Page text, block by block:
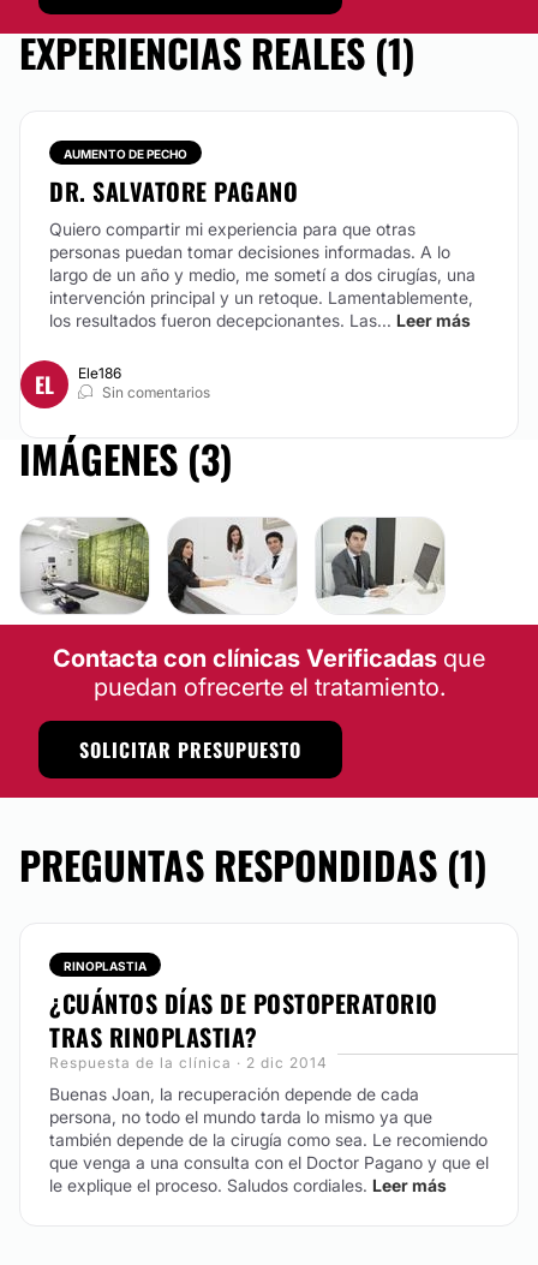
EXPERIENCIAS REALES (1)
AUMENTO DE PECHO
DR. SALVATORE PAGANO
Quiero compartir mi experiencia para que otras
personas puedan tomar decisiones informadas. A lo
largo de un año y medio, me sometí a dos cirugías, una
intervención principal y un retoque. Lamentablemente,
los resultados fueron decepcionantes. Las... Leer más
EL
Ele186
Sin comentarios
IMÁGENES (3)
Contacta con clínicas Verificadas que
puedan ofrecerte el tratamiento.
SOLICITAR PRESUPUESTO
PREGUNTAS RESPONDIDAS (1)
RINOPLASTIA
¿CUÁNTOS DÍAS DE POSTOPERATORIO
TRAS RINOPLASTIA?
Respuesta de la clínica · 2 dic 2014
Buenas Joan, la recuperación depende de cada
persona, no todo el mundo tarda lo mismo ya que
también depende de la cirugía como sea. Le recomiendo
que venga a una consulta con el Doctor Pagano y que el
le explique el proceso. Saludos cordiales. Leer más